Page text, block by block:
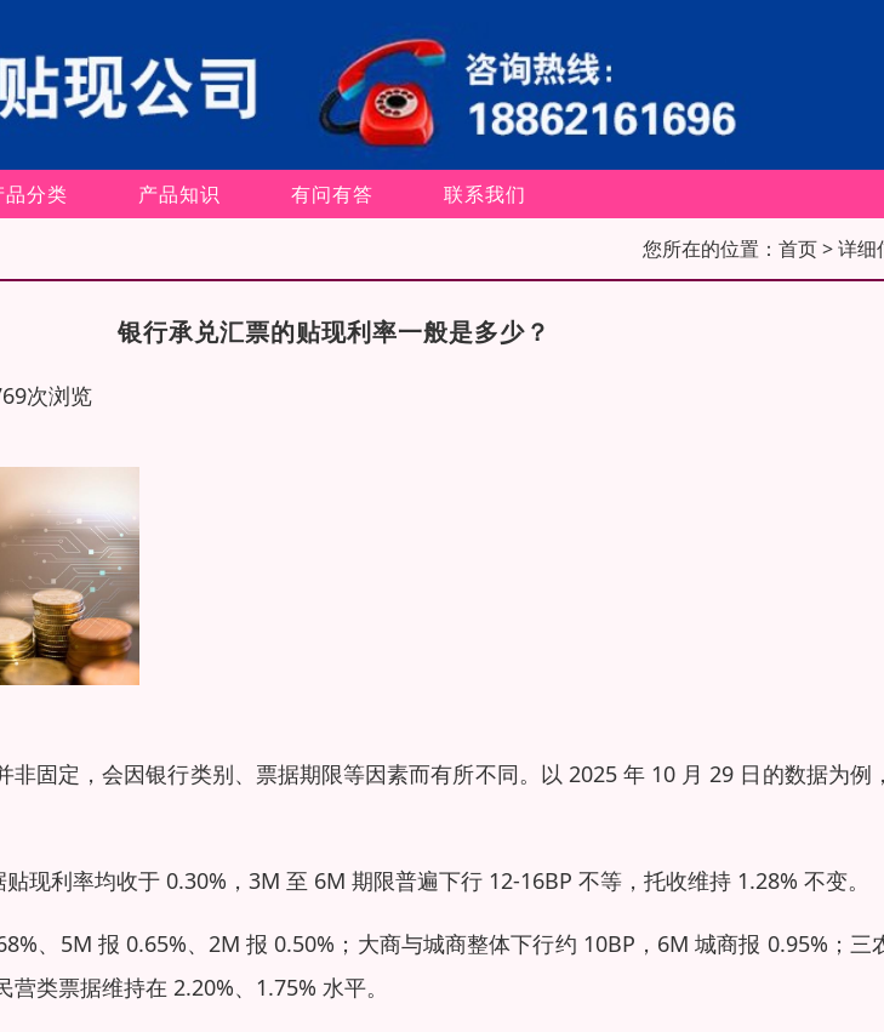
品分类 产品知识 有问有答 联系我们
您所在的位置： 首页> 详细
银行承兑汇票的贴现利率一般是多少？
次浏览
非固定，会因银行类别、票据期限等因素而有所不同。以 2025 年 10 月 29 日的数据为例
现利率均收于 0.30%，3M 至 6M 期限普遍下行 12-16BP 不等，托收维持 1.28% 不变。
、5M 报 0.65%、2M 报 0.50%；大商与城商整体下行约 10BP，6M 城商报 0.95%；三
类票据维持在 2.20%、1.75% 水平。